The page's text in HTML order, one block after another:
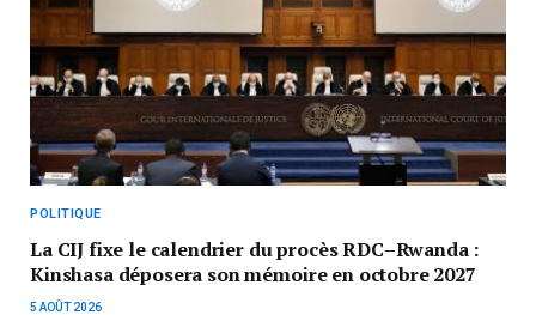
POLITIQUE
La CIJ fixe le calendrier du procès RDC–Rwanda :
Kinshasa déposera son mémoire en octobre 2027
5 AOÛT 2026